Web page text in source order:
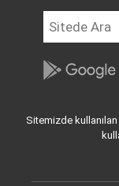
Sitemizde